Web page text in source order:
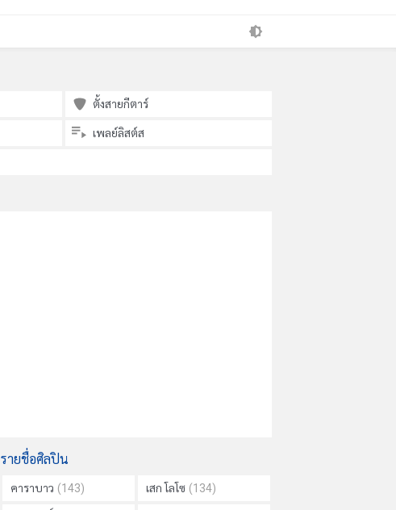
ตั้งสายกีตาร์
เพลย์ลิสต์ส
รายชื่อศิลปิน
คาราบาว (143) เสก โลโซ (134)